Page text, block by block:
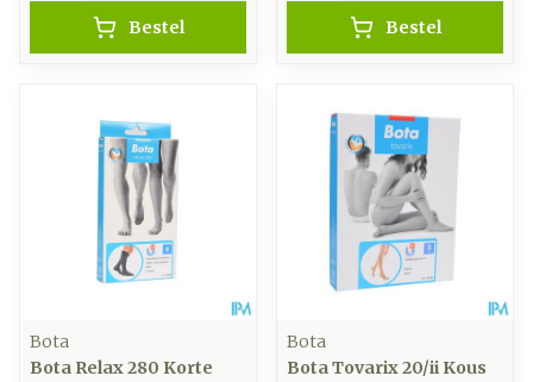
Bestel Bestel
Bota
Bota Relax 280 Korte
Bota
Bota Tovarix 20/ii Kous